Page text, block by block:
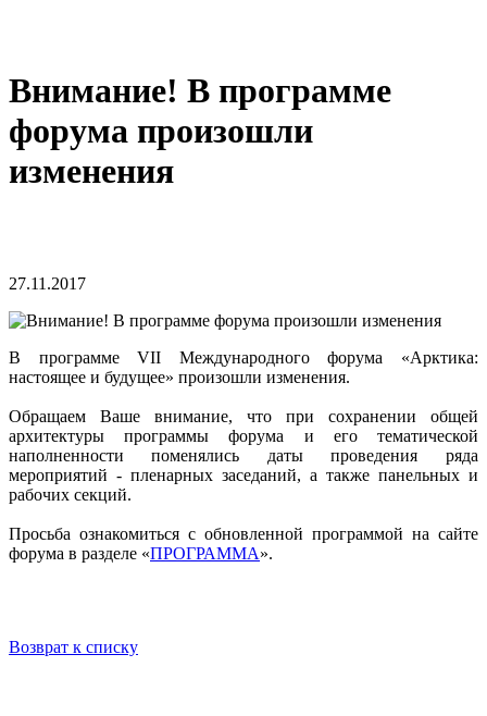
Внимание! В программе
форума произошли
изменения
27.11.2017
В программе VII Международного форума «Арктика:
настоящее и будущее» произошли изменения.
Обращаем Ваше внимание, что при сохранении общей
архитектуры программы форума и его тематической
наполненности поменялись даты проведения ряда
мероприятий - пленарных заседаний, а также панельных и
рабочих секций.
Просьба ознакомиться с обновленной программой на сайте
форума в разделе «ПРОГРАММА».
Возврат к списку